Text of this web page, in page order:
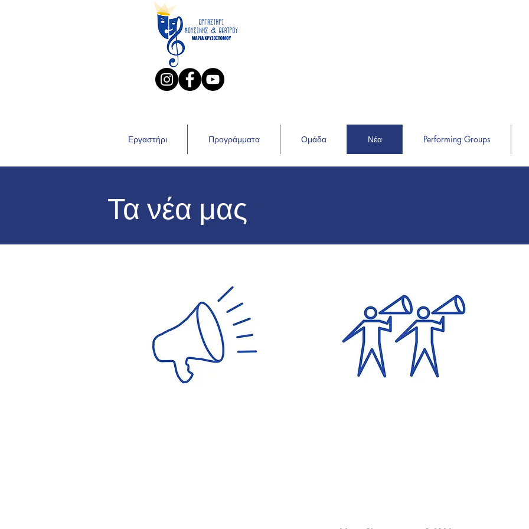
Εργαστήρι Προγράμματα Ομάδα Νέα Performing Groups
Τα νέα μας